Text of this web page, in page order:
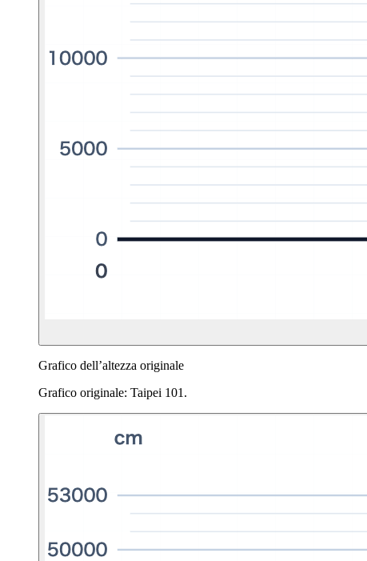
Grafico dell’altezza originale
Grafico originale: Taipei 101.